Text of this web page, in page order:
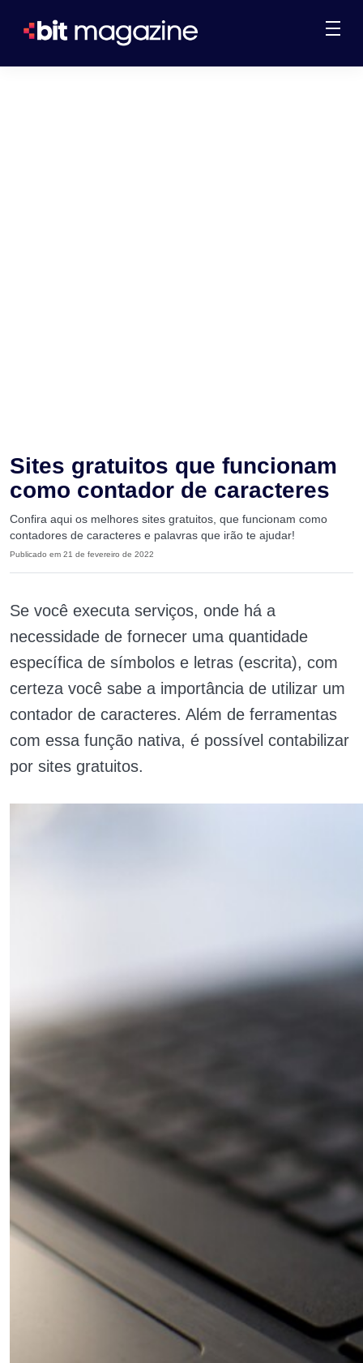
Sites gratuitos que funcionam
como contador de caracteres
Confira aqui os melhores sites gratuitos, que funcionam como
contadores de caracteres e palavras que irão te ajudar!
Publicado em 21 de fevereiro de 2022
Se você executa serviços, onde há a
necessidade de fornecer uma quantidade
específica de símbolos e letras (escrita), com
certeza você sabe a importância de utilizar um
contador de caracteres. Além de ferramentas
com essa função nativa, é possível contabilizar
por sites gratuitos.